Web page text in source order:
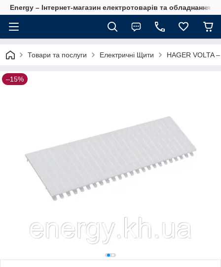
Energy – Інтернет-магазин електротоварів та обладнання
Товари та послуги Електричні Щити HAGER VOLTA –
–15%